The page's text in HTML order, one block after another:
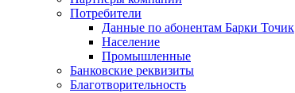
Потребители
Данные по абонентам Барки Точик
Население
Промышленные
Банковские реквизиты
Благотворительность